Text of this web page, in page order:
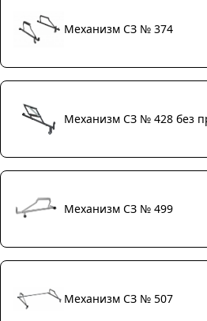
Механизм СЗ № 374
Механизм СЗ № 428 без
Механизм СЗ № 499
Механизм СЗ № 507